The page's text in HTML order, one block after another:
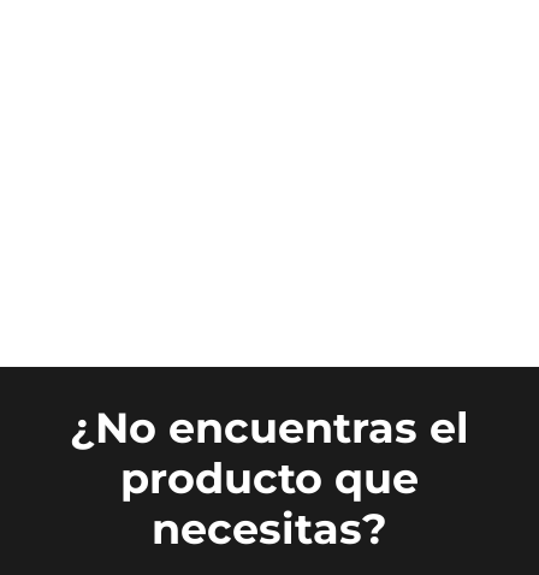
¿No encuentras el
producto que
necesitas?